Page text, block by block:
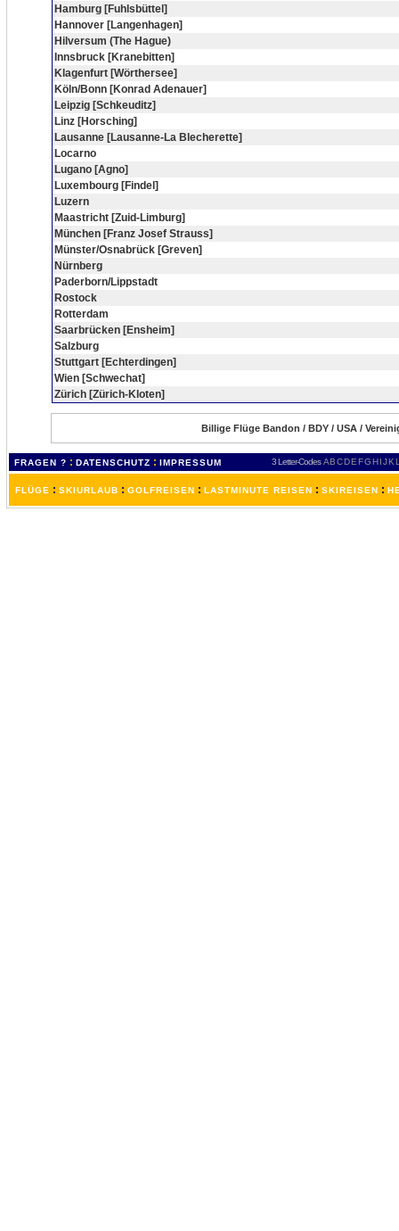
Hamburg [Fuhlsbüttel]
Hannover [Langenhagen]
Hilversum (The Hague)
Innsbruck [Kranebitten]
Klagenfurt [Wörthersee]
Köln/Bonn [Konrad Adenauer]
Leipzig [Schkeuditz]
Linz [Horsching]
Lausanne [Lausanne-La Blecherette]
Locarno
Lugano [Agno]
Luxembourg [Findel]
Luzern
Maastricht [Zuid-Limburg]
München [Franz Josef Strauss]
Münster/Osnabrück [Greven]
Nürnberg
Paderborn/Lippstadt
Rostock
Rotterdam
Saarbrücken [Ensheim]
Salzburg
Stuttgart [Echterdingen]
Wien [Schwechat]
Zürich [Zürich-Kloten]
Billige Flüge Bandon / BDY / USA /
FRAGEN ? : DATENSCHUTZ : IMPRESSUM 3 Letter-Codes ABCDEFGH IJKL
FLÜGE : SKIURLAUB : GOLFREISEN : LASTMINUTE REISEN : SKIREISEN :